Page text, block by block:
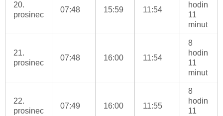
20.
prosinec
07:48 15:59 11:54
hodin
11
minut
21.
prosinec
07:48 16:00 11:54
8
hodin
11
minut
22.
prosinec
07:49 16:00 11:55
8
hodin
11